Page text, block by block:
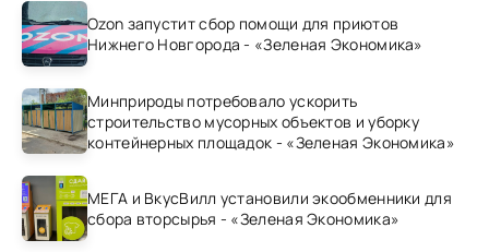
Ozon запустит сбор помощи для приютов
Нижнего Новгорода - «Зеленая Экономика»
Минприроды потребовало ускорить
строительство мусорных объектов и уборку
контейнерных площадок - «Зеленая Экономика»
МЕГА и ВкусВилл установили экообменники для
сбора вторсырья - «Зеленая Экономика»